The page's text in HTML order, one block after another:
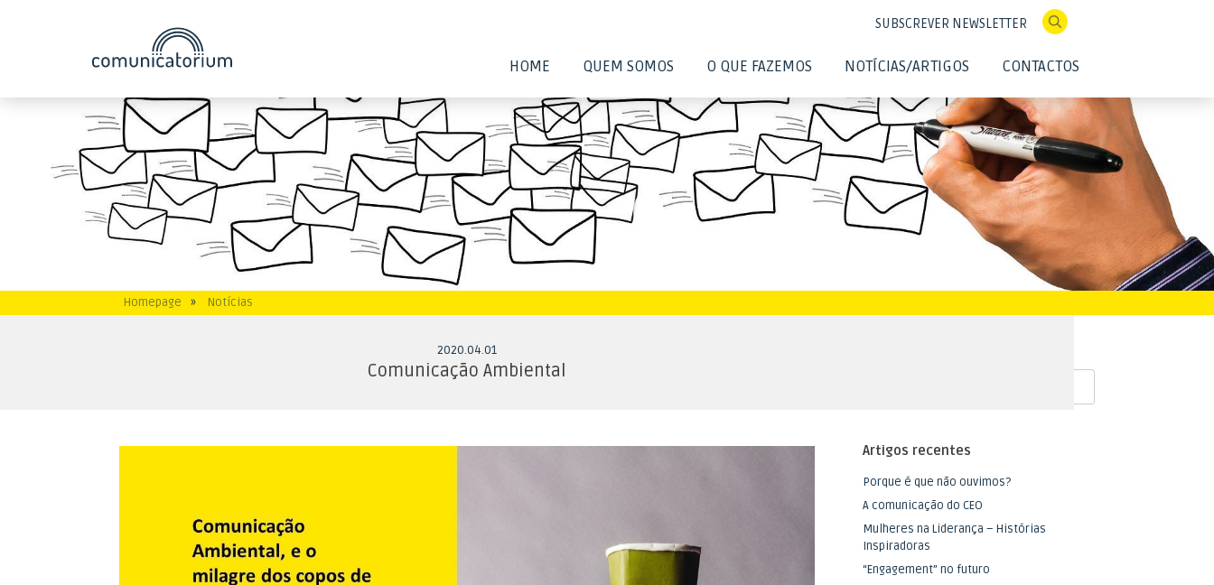
HOME QUEM SOMOS O QUE FAZEMOS NOTÍCIAS/ARTIGOS CONTACTOS
SUBSCREVER NEWSLETTER
Homepage » Notícias
2020.04.01
Comunicação Ambiental
Artigos recentes
Porque é que não ouvimos?
A comunicação do CEO
Mulheres na Liderança – Histórias
Inspiradoras
“Engagement” no futuro